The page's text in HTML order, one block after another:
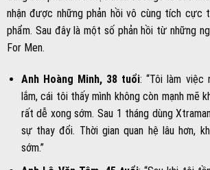
nhận được những phản hồi vô cùng tích cực
phẩm. Sau đây là một số phản hồi từ những
For Men.
Anh Hoàng Minh, 38 tuổi: “Tôi làm việc
lắm, cái tôi thấy mình không còn mạnh mẽ
rất dễ xong sớm. Sau 1 tháng dùng
sự thay đổi. Thời gian quan hệ lâu hơn,
sớm.”